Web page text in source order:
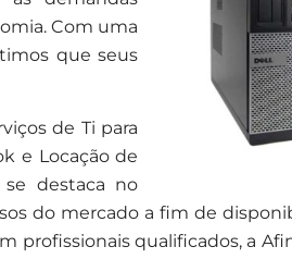
Com uma
que seus
de Ti para
e Locação de
destaca no
do mercado a fim de
profissionais qualificados, a